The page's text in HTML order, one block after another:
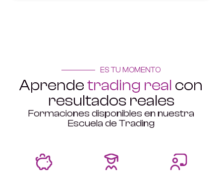
ES TU MOMENTO
Aprendetrading real con
resultados reales
Formaciones disponibles en nuestra
Escuela de Trading